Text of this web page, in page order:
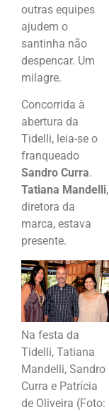
outras equipes
ajudem o
santinha não
despencar. Um
milagre.
Concorrida à
abertura da
Tidelli, leia-se o
franqueado
Sandro Curra.
Tatiana Mandelli,
diretora da
marca, estava
presente.
Na festa da
Tidelli, Tatiana
Mandelli, Sandro
Curra e Patrícia
de Oliveira (Foto: